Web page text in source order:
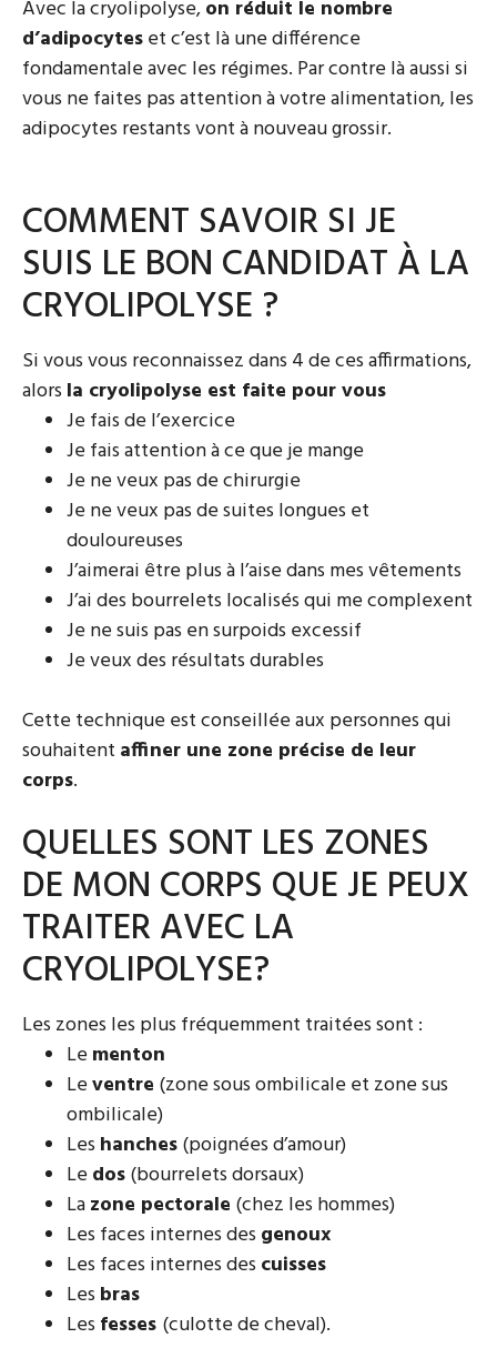
Avec la cryolipolyse,on réduit le nombre
d’adipocyteset c’est là une différence
fondamentale avec les régimes. Par contre là aussi si
vous ne faites pas attention à votre alimentation, les
adipocytes restants vont à nouveau grossir.
COMMENT SAVOIR SI JE
SUIS LE BON CANDIDAT À LA
CRYOLIPOLYSE ?
Si vous vous reconnaissez dans 4 de ces affirmations,
alors la cryolipolyse est faite pour vous
Je fais de l’exercice
Je fais attention à ce que je mange
Je ne veux pas de chirurgie
Je ne veux pas de suites longues et
douloureuses
J’aimerai être plus à l’aise dans mes vêtements
J’ai des bourrelets localisés qui me complexent
Je ne suis pas en surpoids excessif
Je veux des résultats durables
Cette technique est conseillée aux personnes qui
souhaitent affiner une zone précise de leur
corps.
QUELLES SONT LES ZONES
DE MON CORPS QUE JE PEUX
TRAITER AVEC LA
CRYOLIPOLYSE?
Les zones les plus fréquemment traitées sont :
Lementon
Leventre (zone sous ombilicale et zone sus
ombilicale)
Les hanches(poignées d’amour)
Ledos(bourrelets dorsaux)
Lazone pectorale (chez les hommes)
Les faces internes des genoux
Les faces internes des cuisses
Les bras
Les fesses (culotte de cheval).